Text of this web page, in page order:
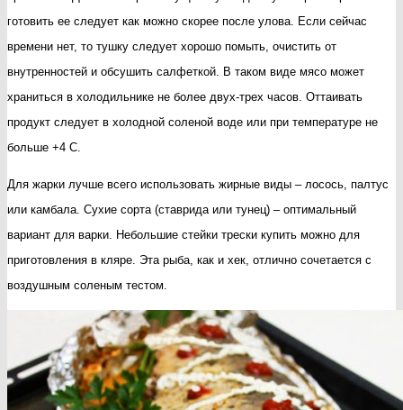
готовить ее следует как можно скорее после улова. Если сейчас
времени нет, то тушку следует хорошо помыть, очистить от
внутренностей и обсушить салфеткой. В таком виде мясо может
храниться в холодильнике не более двух-трех часов. Оттаивать
продукт следует в холодной соленой воде или при температуре не
больше +4 С.
Для жарки лучше всего использовать жирные виды – лосось, палтус
или камбала. Сухие сорта (ставрида или тунец) – оптимальный
вариант для варки. Небольшие стейки трески купить можно для
приготовления в кляре. Эта рыба, как и хек, отлично сочетается с
воздушным соленым тестом.